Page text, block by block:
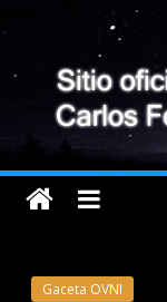
Gaceta OVNI